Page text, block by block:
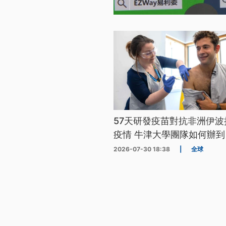
57天研發疫苗對抗非洲伊
疫情 牛津大學團隊如何辦
2026-07-30 18:38 全球